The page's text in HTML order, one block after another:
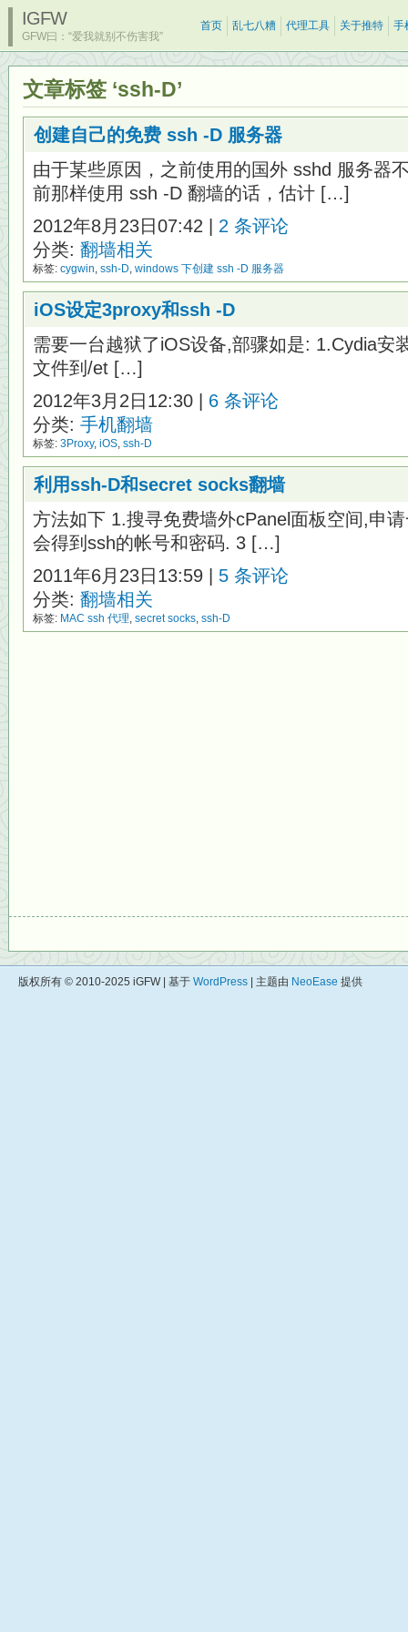
IGFW
GFW曰：“爱我就别不伤害我”
首页 乱七八糟 代理工具 关于推特 手
文章标签 ‘ssh-D’
创建自己的免费 ssh -D 服务器
由于某些原因，之前使用的国外 sshd 服务器
前那样使用 ssh -D 翻墙的话，估计 […]
2012年8月23日07:42 | 2 条评论
分类: 翻墙相关
标签: cygwin, ssh-D, windows 下创建 ssh -D 服务器
iOS设定3proxy和ssh -D
需要一台越狱了iOS设备,部骤如是: 1.Cydia安
文件到/et […]
2012年3月2日12:30 | 6 条评论
分类: 手机翻墙
标签: 3Proxy, iOS, ssh-D
利用ssh-D和secret socks翻墙
方法如下 1.搜寻免费墙外cPanel面板空间,申
会得到ssh的帐号和密码. 3 […]
2011年6月23日13:59 | 5 条评论
分类: 翻墙相关
标签: MAC ssh 代理, secret socks, ssh-D
版权所有 © 2010-2025 iGFW | 基于 WordPress | 主题由 NeoEase 提供